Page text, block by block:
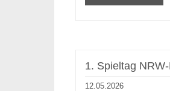
1. Spieltag
12.05.2026